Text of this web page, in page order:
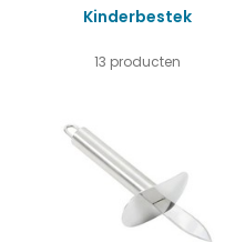
Kinderbestek
13 producten